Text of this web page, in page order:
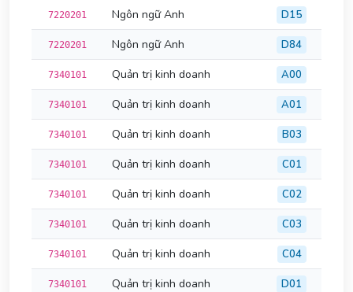
7220201 Ngôn ngữ Anh D15
7220201 Ngôn ngữ Anh D84
7340101 Quản trị kinh doanh A00
7340101 Quản trị kinh doanh A01
7340101 Quản trị kinh doanh B03
7340101 Quản trị kinh doanh C01
7340101 Quản trị kinh doanh C02
7340101 Quản trị kinh doanh C03
7340101 Quản trị kinh doanh C04
7340101 Quản trị kinh doanh D01